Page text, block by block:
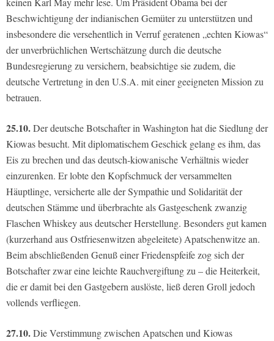
Beschwichtigung der indianischen Gemüter zu unterstützen und
insbesondere die versehentlich in Verruf geratenen „echten Kiowas“
der unverbrüchlichen Wertschätzung durch die deutsche
Bundesregierung zu versichern, beabsichtige sie zudem, die
deutsche Vertretung in den U.S.A. mit einer geeigneten Mission zu
betrauen.
25.10.Der deutsche Botschafter in Washington hat die Siedlung der
Kiowas besucht. Mit diplomatischem Geschick gelang es ihm, das
Eis zu brechen und das deutsch-kiowanische Verhältnis wieder
einzurenken. Er lobte den Kopfschmuck der versammelten
Häuptlinge, versicherte alle der Sympathie und Solidarität der
deutschen Stämme und überbrachte als Gastgeschenk zwanzig
Flaschen Whiskey aus deutscher Herstellung. Besonders gut kamen
(kurzerhand aus Ostfriesenwitzen abgeleitete) Apatschenwitze an.
Beim abschließenden Genuß einer Friedenspfeife zog sich der
Botschafter zwar eine leichte Rauchvergiftung zu – die Heiterkeit,
die er damit bei den Gastgebern auslöste, ließ deren Groll jedoch
vollends verfliegen.
27.10.Die Verstimmung zwischen Apatschen und Kiowas